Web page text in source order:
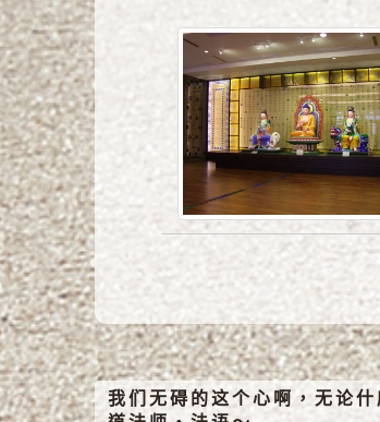
我们无碍的这个心啊，无论